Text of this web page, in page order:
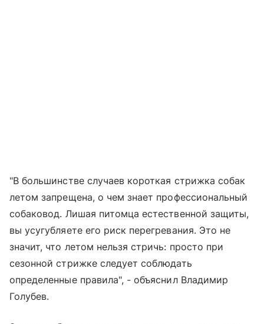
"В большинстве случаев короткая стрижка собак
летом запрещена, о чем знает профессиональный
собаковод. Лишая питомца естественной защиты,
вы усугубляете его риск перегревания. Это не
значит, что летом нельзя стричь: просто при
сезонной стрижке следует соблюдать
определенные правила", - объяснил Владимир
Голубев.